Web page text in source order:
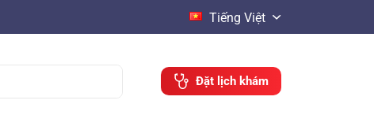
Tiếng Việt
Đặt lịch khám